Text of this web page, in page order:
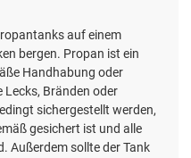
auf einem
bergen. Propan ist ein
Handhabung oder
Bränden oder
sichergestellt werden,
gesichert ist und alle
Außerdem sollte der Tank